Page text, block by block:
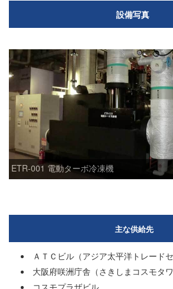
設備写真
ETR-001 電動ターボ冷凍機
主な供給先
ＡＴＣビル（アジア太平洋トレードセ
大阪府咲洲庁舎（さきしまコスモタワ